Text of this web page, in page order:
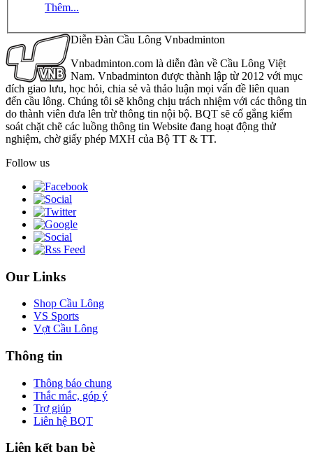
Thêm...
Diễn Đàn Cầu Lông Vnbadminton
Vnbadminton.com là diễn đàn về Cầu Lông Việt
Nam. Vnbadminton được thành lập từ 2012 với mục
đích giao lưu, học hỏi, chia sẻ và thảo luận mọi vấn đề liên quan
đến cầu lông. Chúng tôi sẽ không chịu trách nhiệm với các thông tin
do thành viên đưa lên trừ thông tin nội bộ. BQT sẽ cố gắng kiểm
soát chặt chẽ các luồng thông tin Website đang hoạt động thử
nghiệm, chờ giấy phép MXH của Bộ TT & TT.
Follow us
Our Links
Shop Cầu Lông
VS Sports
Vợt Cầu Lông
Thông tin
Thông báo chung
Thắc mắc, góp ý
Trợ giúp
Liên hệ BQT
Liên kết bạn bè